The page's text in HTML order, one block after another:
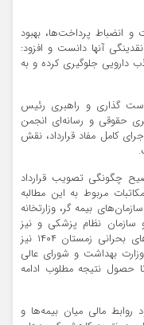
انضباط پرداخت‌ها، بهبود
آنها دانست و افزود:
دارویی جلوگیری کرده و به
گذاری و راهبری رئیس
حقوقی و رسانه‌ای انجمن
کامل مفاد قرارداد، نقش
چگونگی تصویب قرارداد
مربوط به این مطالبه
بیمه گر، وزارتخانه
سازمان نظام پزشکی و نیز
نمایندگان مجلس انجام گرفته و حتی در روزهای بحرانی زمستان ۱۴۰۴ نیز
بهداشت و شورای عالی
حصول نتیجه مطلوب ادامه
روابط مالی میان بیمه‌ها و